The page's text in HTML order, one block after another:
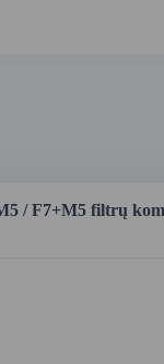
/ F7+M5 filtrų